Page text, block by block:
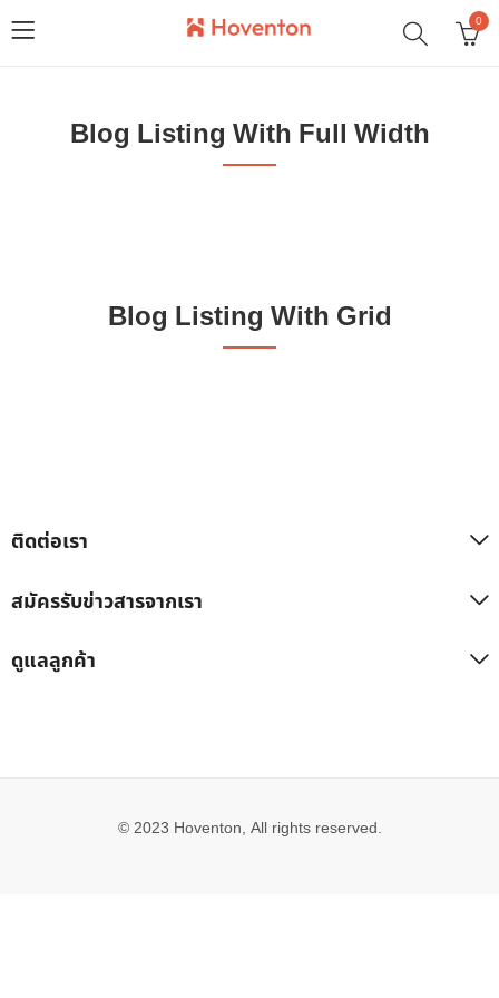
0
Blog Listing With Full Width
Blog Listing With Grid
ติดต่อเรา
สมัครรับข่าวสารจากเรา
ดูแลลูกค้า
© 2023 Hoventon, All rights reserved.